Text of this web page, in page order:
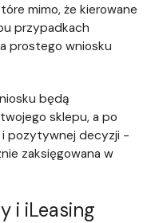
mimo, że kierowane
przypadkach
prostego wniosku
będą
sklepu, a po
i pozytywnej decyzji -
zaksięgowana w
i iLeasing